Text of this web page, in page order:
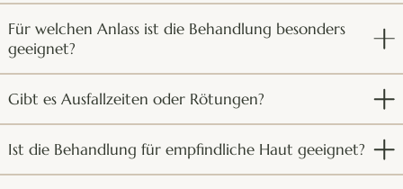
Für welchen Anlass ist die Behandlung besonders
geeignet?
Gibt es Ausfallzeiten oder Rötungen?
Ist die Behandlung für empfindliche Haut geeignet?